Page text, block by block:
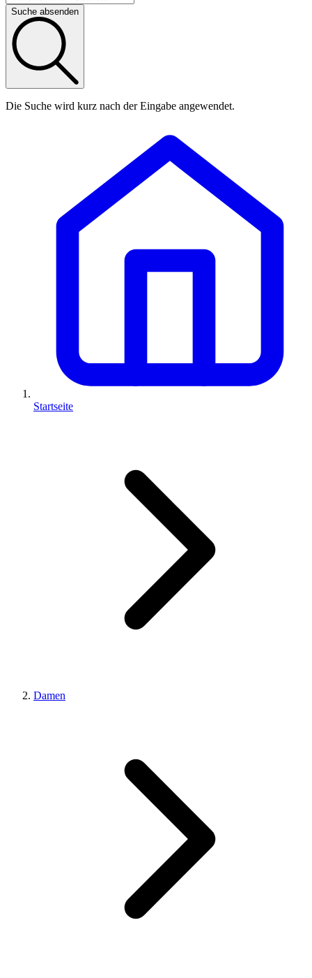
Suche absenden
Die Suche wird kurz nach der Eingabe angewendet.
Startseite
Damen